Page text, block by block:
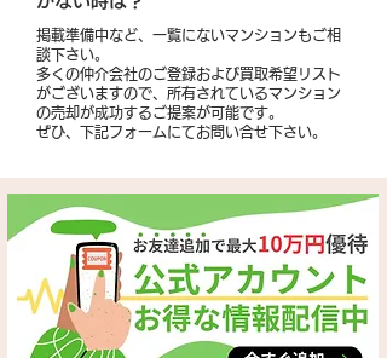
掲載準備中など、一覧にないマンションもご相
談下さい。
多くの仲介会社のご登録および買取希望リスト
がございますので、所有されているマンション
の売却が成功するご提案が可能です。
​ぜひ、下記フォームにてお問い合せ下さい。